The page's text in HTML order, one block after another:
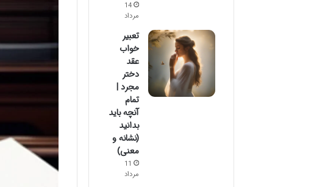
14
مرداد
تعبیر
خواب
عقد
دختر
مجرد |
تمام
آنچه باید
بدانید
(نشانه و
معنی)
11
مرداد